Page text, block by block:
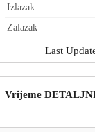
Izlazak
Zalazak
Last
Vrijeme